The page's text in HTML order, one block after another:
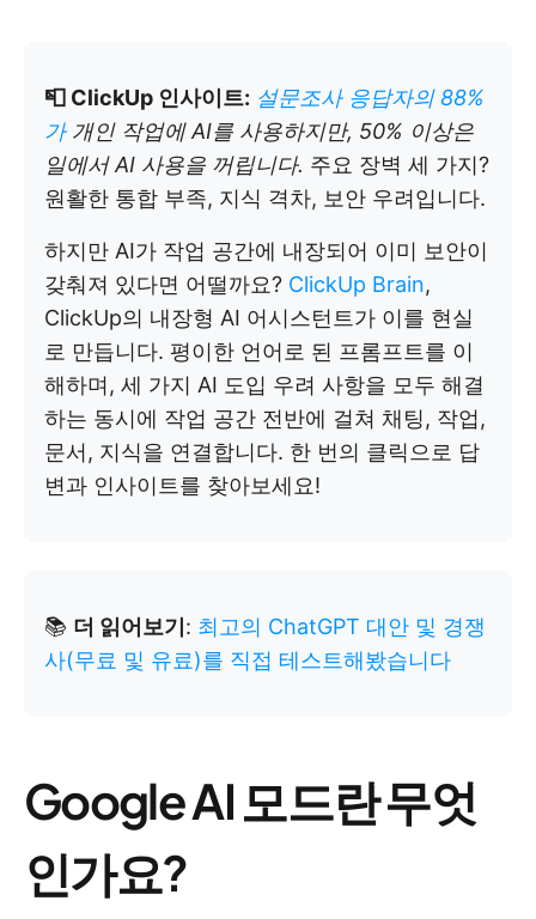
📮 ClickUp 인사이트: 설문조사 응답자의 88%
가개인 작업에 AI를 사용하지만, 50% 이상은
일에서 AI 사용을 꺼립니다. 주요 장벽 세 가지?
원활한 통합 부족, 지식 격차, 보안 우려입니다.
하지만 AI가 작업 공간에 내장되어 이미 보안이
갖춰져 있다면 어떨까요? ClickUp Brain,
ClickUp의 내장형 AI 어시스턴트가 이를 현실
로 만듭니다. 평이한 언어로 된 프롬프트를 이
해하며, 세 가지 AI 도입 우려 사항을 모두 해결
하는 동시에 작업 공간 전반에 걸쳐 채팅, 작업,
문서, 지식을 연결합니다. 한 번의 클릭으로 답
변과 인사이트를 찾아보세요!
📚 더 읽어보기 : 최고의 ChatGPT 대안 및 경쟁
사(무료 및 유료)를 직접 테스트해봤습니다
Google AI 모드란 무엇
인가요?